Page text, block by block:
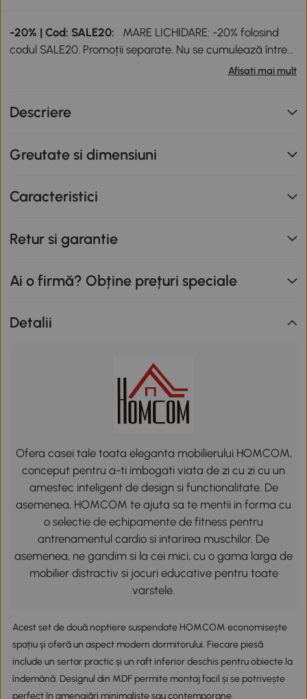
-20% | Cod: SALE20:
MARE LICHIDARE: -20% folosind
codul SALE20. Promoții separate. Nu se cumulează între
Afisati mai mult
Descriere
Greutate si dimensiuni
Caracteristici
Retur si garantie
Ai o firmă? Obține prețuri speciale
Detalii
Ofera casei tale toata eleganta mobilierului HOMCOM,
conceput pentru a-ti imbogati viata de zi cu zi cu un
amestec inteligent de design si functionalitate. De
asemenea, HOMCOM te ajuta sa te mentii in forma cu
o selectie de echipamente de fitness pentru
antrenamentul cardio si intarirea muschilor. De
asemenea, ne gandim si la cei mici, cu o gama larga de
mobilier distractiv si jocuri educative pentru toate
varstele.
Acest set de două noptiere suspendate HOMCOM economisește
spațiu și oferă un aspect modern dormitorului. Fiecare piesă
include un sertar practic și un raft inferior deschis pentru obiecte la
îndemână. Designul din MDF permite montaj facil și se potrivește
perfect în amenajări minimaliste sau contemporane.